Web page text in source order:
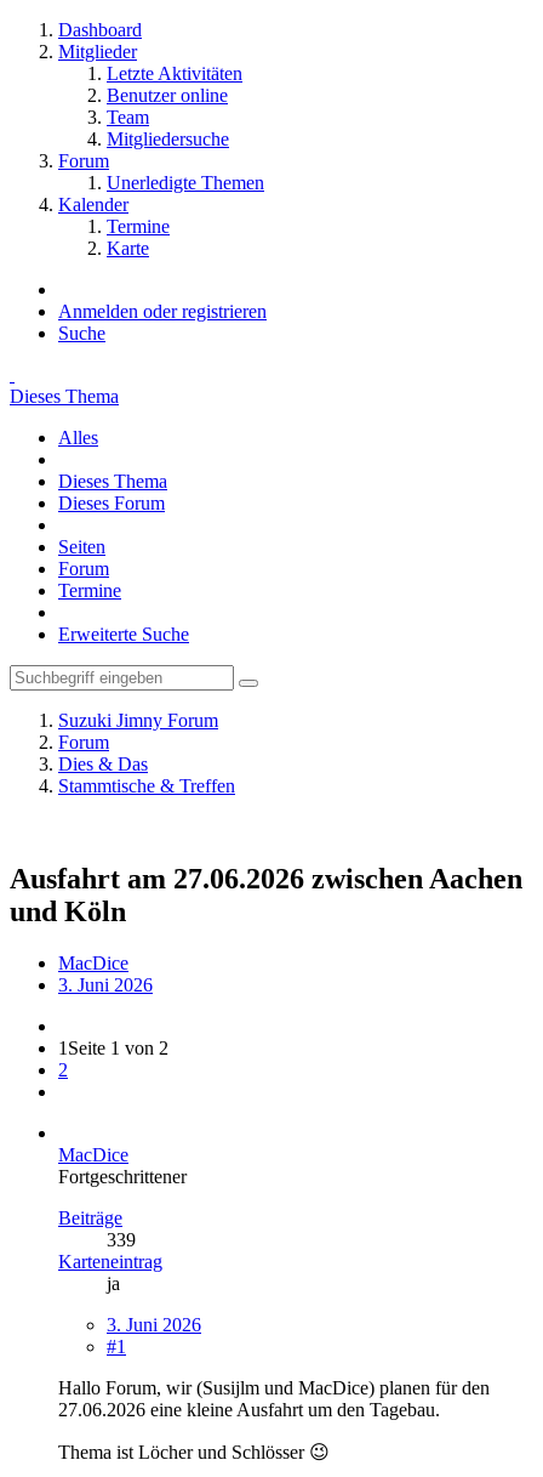
Dashboard
Mitglieder
Letzte Aktivitäten
Benutzer online
Team
Mitgliedersuche
Forum
Unerledigte Themen
Kalender
Termine
Karte
Anmelden oder registrieren
Suche
Dieses Thema
Alles
Dieses Thema
Dieses Forum
Seiten
Forum
Termine
Erweiterte Suche
Suzuki Jimny Forum
Forum
Dies & Das
Stammtische & Treffen
Ausfahrt am 27.06.2026 zwischen Aachen
und Köln
MacDice
3. Juni 2026
1 Seite 1 von 2
2
MacDice
Fortgeschrittener
Beiträge
339
Karteneintrag
ja
3. Juni 2026
#1
Hallo Forum, wir (Susijlm und MacDice) planen für den
27.06.2026 eine kleine Ausfahrt um den Tagebau.
Thema ist Löcher und Schlösser 😉